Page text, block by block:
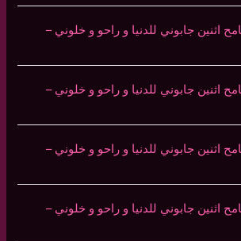
اثنين جابوني للدنيا و راحو و خلوني –
اثنين جابوني للدنيا و راحو و خلوني –
اثنين جابوني للدنيا و راحو و خلوني –
اثنين جابوني للدنيا و راحو و خلوني –